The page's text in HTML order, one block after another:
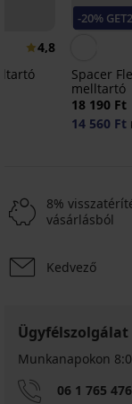
4,8
-20%
Spacer
melltartó
18 190 Ft
14 560 Ft
8%
vásárlásból
Kedvező
Ügyfélszolgálat
Munkanapokon
06 1 765